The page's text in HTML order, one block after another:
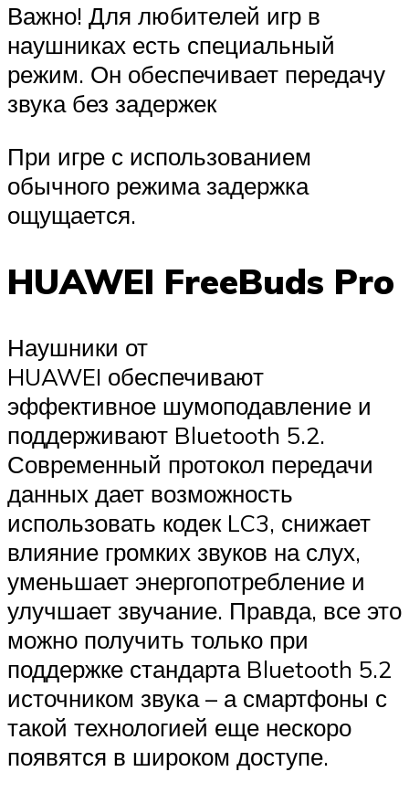
Важно! Для любителей игр в
наушниках есть специальный
режим. Он обеспечивает передачу
звука без задержек
При игре с использованием
обычного режима задержка
ощущается.
HUAWEI FreeBuds Pro
Наушники от
HUAWEI обеспечивают
эффективное шумоподавление и
поддерживают Bluetooth 5.2.
Современный протокол передачи
данных дает возможность
использовать кодек LC3, снижает
влияние громких звуков на слух,
уменьшает энергопотребление и
улучшает звучание. Правда, все это
можно получить только при
поддержке стандарта Bluetooth 5.2
источником звука – а смартфоны с
такой технологией еще нескоро
появятся в широком доступе.